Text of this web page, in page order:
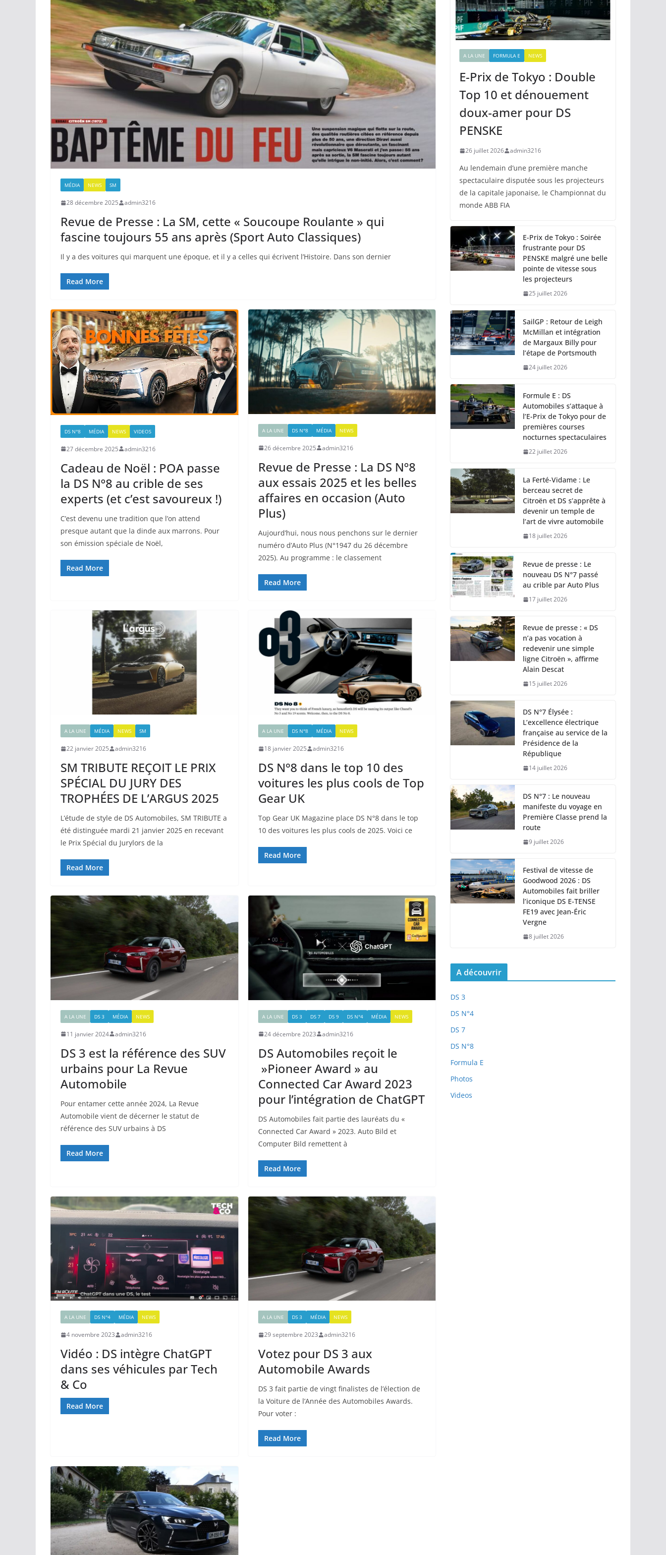
MÉDIA NEWS SM
28 décembre 2025 admin3216
Revue de Presse : La SM, cette « Soucoupe Roulante » qui
fascine toujours 55 ans après (Sport Auto Classiques)
Il y a des voitures qui marquent une époque, et il y a celles qui écrivent l’Histoire. Dans son dernier
Read More
DS N°8 MÉDIA NEWS VIDEOS
27 décembre 2025 admin3216
Cadeau de Noël : POA passe
la DS N°8 au crible de ses
experts (et c’est savoureux !)
C’est devenu une tradition que l’on attend
presque autant que la dinde aux marrons. Pour
son émission spéciale de Noël,
Read More
A LA UNE DS N°8 MÉDIA NEWS
26 décembre 2025 admin3216
Revue de Presse : La DS N°8
aux essais 2025 et les belles
affaires en occasion (Auto
Plus)
Aujourd’hui, nous nous penchons sur le dernier
numéro d’Auto Plus (N°1947 du 26 décembre
2025). Au programme : le classement
Read More
A LA UNE MÉDIA NEWS SM
22 janvier 2025 admin3216
SM TRIBUTE REÇOIT LE PRIX
SPÉCIAL DU JURY DES
TROPHÉES DE L’ARGUS 2025
L’étude de style de DS Automobiles, SM TRIBUTE a
été distinguée mardi 21 janvier 2025 en recevant
le Prix Spécial du Jurylors de la
Read More
A LA UNE DS N°8 MÉDIA NEWS
18 janvier 2025 admin3216
DS N°8 dans le top 10 des
voitures les plus cools de Top
Gear UK
Top Gear UK Magazine place DS N°8 dans le top
10 des voitures les plus cools de 2025. Voici ce
Read More
A LA UNE DS 3 MÉDIA NEWS
11 janvier 2024 admin3216
DS 3 est la référence des SUV
urbains pour La Revue
Automobile
Pour entamer cette année 2024, La Revue
Automobile vient de décerner le statut de
référence des SUV urbains à DS
Read More
A LA UNE DS 3 DS 7 DS 9 DS N°4 MÉDIA NEWS
24 décembre 2023 admin3216
DS Automobiles reçoit le
»Pioneer Award » au
Connected Car Award 2023
pour l’intégration de ChatGPT
DS Automobiles fait partie des lauréats du «
Connected Car Award » 2023. Auto Bild et
Computer Bild remettent à
Read More
A LA UNE DS N°4 MÉDIA NEWS
4 novembre 2023 admin3216
Vidéo : DS intègre ChatGPT
dans ses véhicules par Tech
& Co
Read More
A LA UNE DS 3 MÉDIA NEWS
29 septembre 2023 admin3216
Votez pour DS 3 aux
Automobile Awards
DS 3 fait partie de vingt finalistes de l’élection de
la Voiture de l’Année des Automobiles Awards.
Pour voter :
Read More
A LA UNE FORMULA E NEWS
E-Prix de Tokyo : Double
Top 10 et dénouement
doux-amer pour DS
PENSKE
26 juillet 2026 admin3216
Au lendemain d’une première manche
spectaculaire disputée sous les projecteurs
de la capitale japonaise, le Championnat du
monde ABB FIA
E-Prix de Tokyo : Soirée
frustrante pour DS
PENSKE malgré une belle
pointe de vitesse sous
les projecteurs
25 juillet 2026
SailGP : Retour de Leigh
McMillan et intégration
de Margaux Billy pour
l’étape de Portsmouth
24 juillet 2026
Formule E : DS
Automobiles s’attaque à
l’E-Prix de Tokyo pour de
premières courses
nocturnes spectaculaires
22 juillet 2026
La Ferté-Vidame : Le
berceau secret de
Citroën et DS s’apprête à
devenir un temple de
l’art de vivre automobile
18 juillet 2026
Revue de presse : Le
nouveau DS N°7 passé
au crible par Auto Plus
17 juillet 2026
Revue de presse : « DS
n’a pas vocation à
redevenir une simple
ligne Citroën », affirme
Alain Descat
15 juillet 2026
DS N°7 Élysée :
L’excellence électrique
française au service de la
Présidence de la
République
14 juillet 2026
DS N°7 : Le nouveau
manifeste du voyage en
Première Classe prend la
route
9 juillet 2026
Festival de vitesse de
Goodwood 2026 : DS
Automobiles fait briller
l’iconique DS E-TENSE
FE19 avec Jean-Éric
Vergne
8 juillet 2026
A découvrir
DS 3
DS N°4
DS 7
DS N°8
Formula E
Photos
Videos